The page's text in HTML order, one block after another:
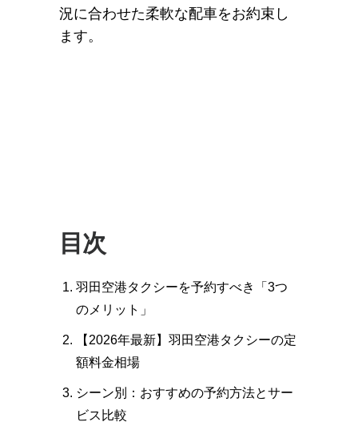
況に合わせた柔軟な配車をお約束し
ます。
目次
羽田空港タクシーを予約すべき「3つ
のメリット」
【2026年最新】羽田空港タクシーの定
額料金相場
シーン別：おすすめの予約方法とサー
ビス比較